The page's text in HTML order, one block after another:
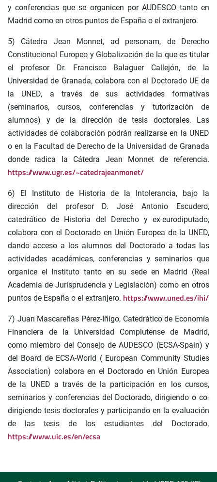
y conferencias que se organicen por AUDESCO tanto en
Madrid como en otros puntos de España o el extranjero.
5) Cátedra Jean Monnet, ad personam, de Derecho
Constitucional Europeo y Globalización de la que es titular
el profesor Dr. Francisco Balaguer Callejón, de la
Universidad de Granada, colabora con el Doctorado UE de
la UNED, a través de sus actividades formativas
(seminarios, cursos, conferencias y tutorización de
alumnos) y de la dirección de tesis doctorales. Las
actividades de colaboración podrán realizarse en la UNED
o en la Facultad de Derecho de la Universidad de Granada
donde radica la Cátedra Jean Monnet de referencia.
https://www.ugr.es/~catedrajeanmonet/
6) El Instituto de Historia de la Intolerancia, bajo la
dirección del profesor D. José Antonio Escudero,
catedrático de Historia del Derecho y ex-eurodiputado,
colabora con el Doctorado en Unión Europea de la UNED,
dando acceso a los alumnos del Doctorado a todas las
actividades académicas, conferencias y seminarios que
organice el Instituto tanto en su sede en Madrid (Real
Academia de Jurisprudencia y Legislación) como en otros
puntos de España o el extranjero. https://www.uned.es/ihi/
7) Juan Mascareñas Pérez-Iñigo, Catedrático de Economía
Financiera de la Universidad Complutense de Madrid,
como miembro del Consejo de AUDESCO (ECSA-Spain) y
del Board de ECSA-World ( European Community Studies
Association) colabora en el Doctorado en Unión Europea
de la UNED a través de la participación en los cursos,
seminarios y conferencias del Doctorado, dirigiendo o co-
dirigiendo tesis doctorales y participando en la evaluación
de las tesis de los estudiantes del Doctorado.
https://www.uic.es/en/ecsa